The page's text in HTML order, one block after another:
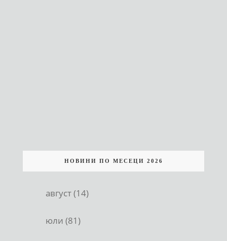
НОВИНИ ПО МЕСЕЦИ 2026
август (14)
юли (81)